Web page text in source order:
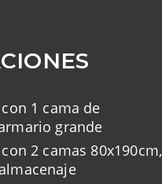
1 cama de
grande
2 camas 80x190cm,